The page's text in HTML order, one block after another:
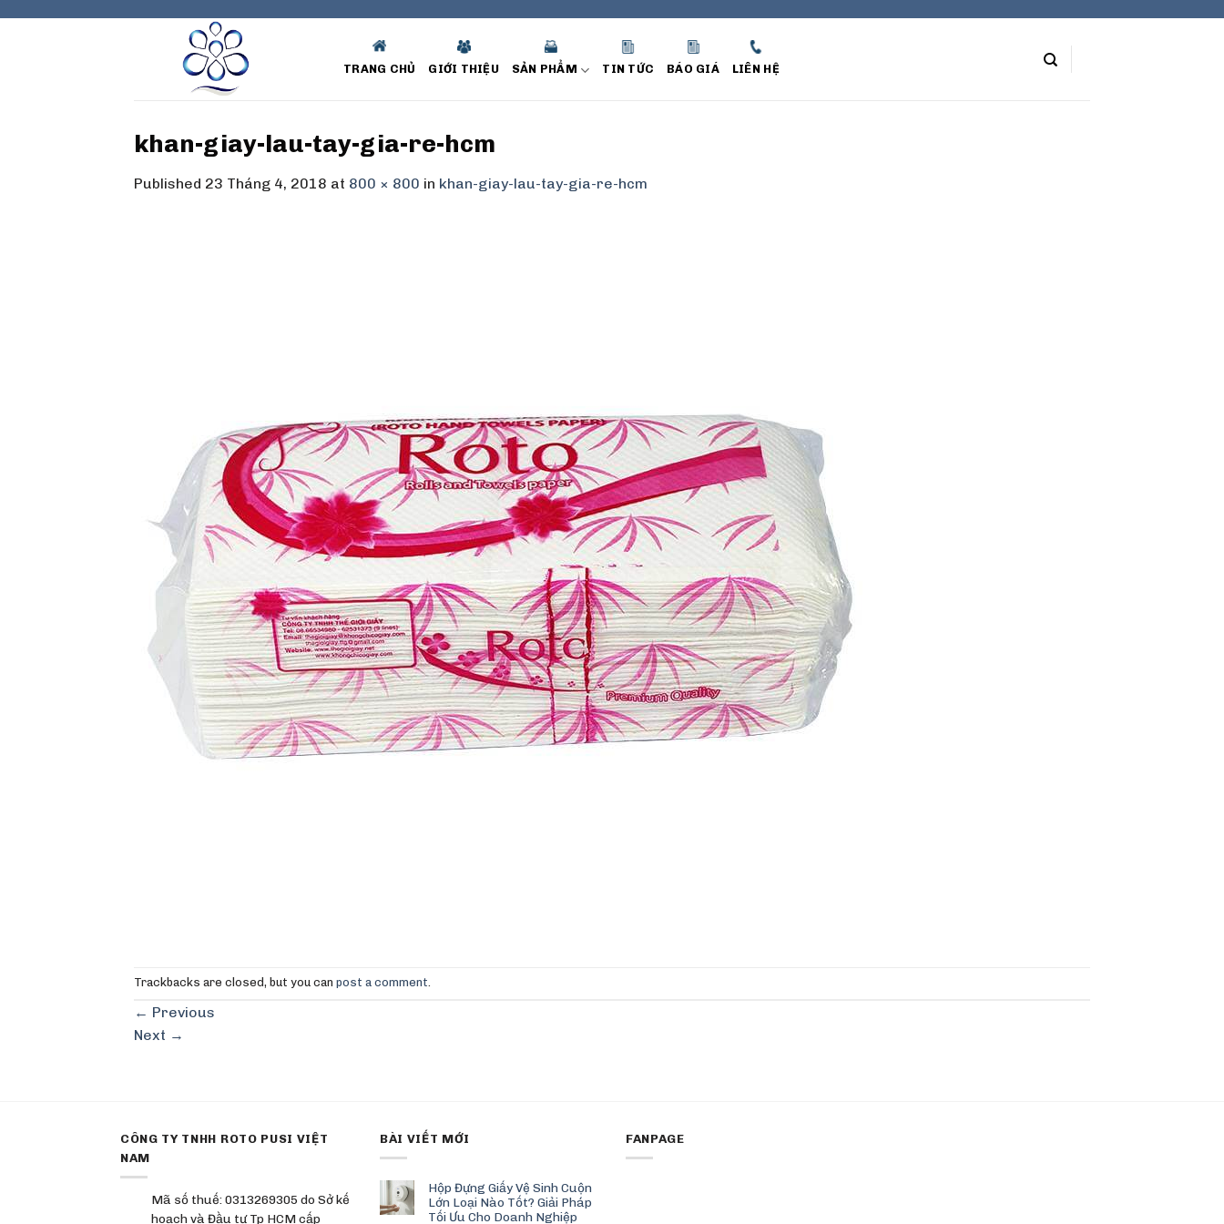
TRANG CHỦ GIỚI THIỆU SẢN PHẨM TIN TỨC BÁO GIÁ LIÊN HỆ
khan-giay-lau-tay-gia-re-hcm
Published 23 Tháng 4, 2018 at 800 × 800 in khan-giay-lau-tay-gia-re-hcm
Trackbacks are closed, but you can post a comment
← Previous
Next →
CÔNG TY TNHH ROTO PUSI VIỆT
NAM
Mã số thuế: 0313269305 do Sở kế
hoạch và Đầu tư Tp HCM cấp
BÀI VIẾT MỚI
Hộp Đựng Giấy Vệ Sinh Cuộn
Lớn Loại Nào Tốt? Giải Pháp
Tối Ưu Cho Doanh Nghiệp
FANPAGE